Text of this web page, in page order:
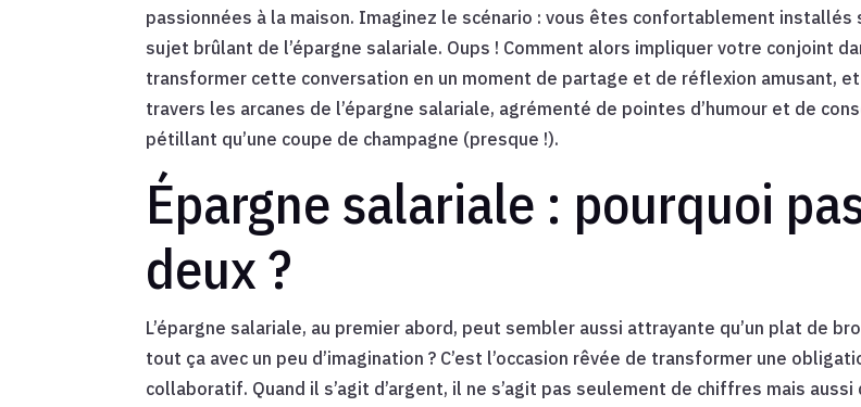
passionnées à la maison. Imaginez le scénario : vous êtes confortablement
sujet brûlant de l’épargne salariale. Oups ! Comment alors impliquer votre conjoint
transformer cette conversation en un moment de partage et de réflexion amusant,
travers les arcanes de l’épargne salariale, agrémenté de pointes d’humour et de
pétillant qu’une coupe de champagne (presque !).
Épargne salariale : pourquoi
deux ?
L’épargne salariale, au premier abord, peut sembler aussi attrayante qu’un plat de
tout ça avec un peu d’imagination ? C’est l’occasion rêvée de transformer une
collaboratif. Quand il s’agit d’argent, il ne s’agit pas seulement de chiffres mais